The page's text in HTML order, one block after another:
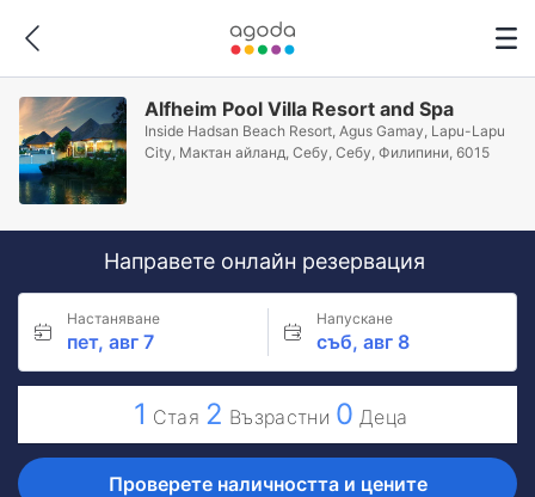
Alfheim Pool Villa Resort and Spa
Inside Hadsan Beach Resort, Agus Gamay, Lapu-Lapu
City, Мактан айланд, Себу, Себу, Филипини, 6015
Направете онлайн резервация
Настаняване
пет, авг 7
Напускане
съб, авг 8
1 Стая 2 Възрастни 0 Деца
Проверете наличността и цените